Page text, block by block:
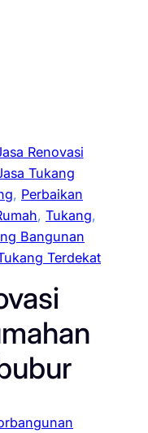
Renovasi
Tukang
, Perbaikan
, Tukang
Bangunan
Terdekat